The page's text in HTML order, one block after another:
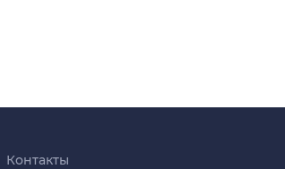
Контакты